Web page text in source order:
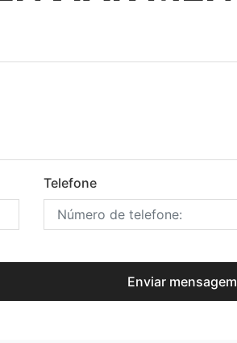
Telefone
Enviar mensagem